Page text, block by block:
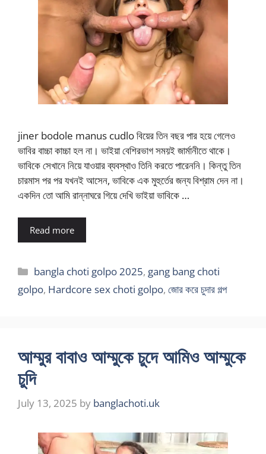
jiner bodole manus cudlo বিয়ের তিন বছর পার হয়ে গেলেও
ভাবির বাচ্চা কাচ্চা হল না। ভাইয়া বেশিরভাগ সময়ই জার্মানীতে থাকে।
ভাবিকে সেখানে নিয়ে যাওয়ার ব্যবস্থাও তিনি করতে পারেননি। কিন্তু তিন
চারমাস পর পর যখনই আসেন, ভাবিকে এক মুহুর্তের জন্য বিশ্রাম দেন না।
একদিন তো আমি রান্নাঘরে গিয়ে দেখি ভাইয়া ভাবিকে …
Read more
Categories
bangla choti golpo 2025, gang bang choti
golpo, Hardcore sex choti golpo, জোর করে চুদার গল্প
আম্মুর বাবাও আম্মুকে চুদে আমিও আম্মুকে
চুদি
July 13, 2025 by banglachoti.uk